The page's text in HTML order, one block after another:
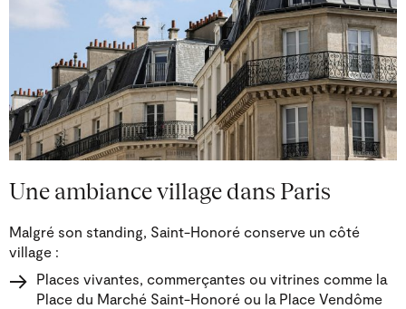
Une ambiance village dans Paris
Malgré son standing, Saint-Honoré conserve un côté
village :
Places vivantes, commerçantes ou vitrines comme la
Place du Marché Saint-Honoré ou la Place Vendôme